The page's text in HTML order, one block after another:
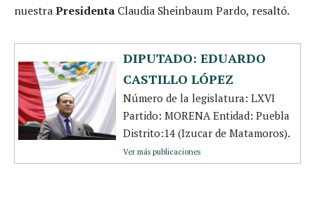
nuestraPresidenta Claudia Sheinbaum Pardo, resaltó.
DIPUTADO: EDUARDO
CASTILLO LÓPEZ
Número de la legislatura: LXVI
Partido: MORENA Entidad: Puebla
Distrito:14 (Izucar de Matamoros).
Ver más publicaciones